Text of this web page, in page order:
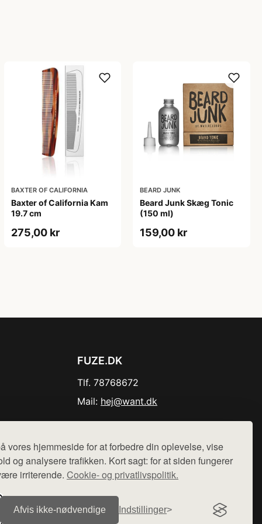
vores hjemmeside for at forbedre din oplevelse, vise
og analysere trafikken. Kort sagt: for at siden fungerer
irriterende. Cookie- og privatlivspolitik.
Afvis ikke‑nødvendige Indstillinger
BAXTER OF CALIFORNIA
Baxter of California Kam
19.7 cm
275,00 kr
BEARD JUNK
Beard Junk Skæg Tonic
(150 ml)
159,00 kr
FUZE.DK
Tlf. 78768672
Mail: hej@want.dk
sælges ikke varer fra denne side - vi henviser til de shops,